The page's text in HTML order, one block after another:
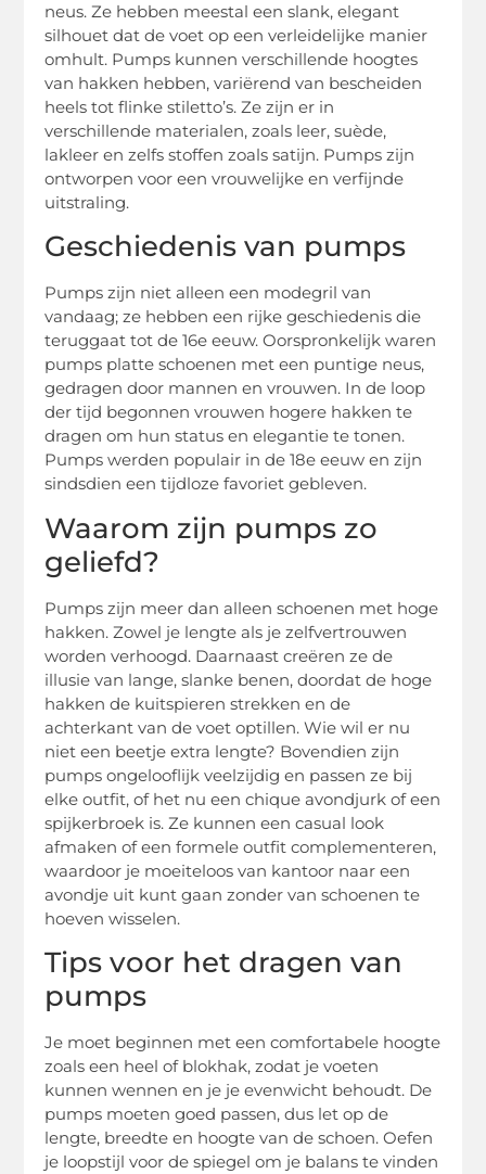
neus. Ze hebben meestal een slank, elegant
silhouet dat de voet op een verleidelijke manier
omhult. Pumps kunnen verschillende hoogtes
van hakken hebben, variërend van bescheiden
heels tot flinke stiletto’s. Ze zijn er in
verschillende materialen, zoals leer, suède,
lakleer en zelfs stoffen zoals satijn. Pumps zijn
ontworpen voor een vrouwelijke en verfijnde
uitstraling.
Geschiedenis van pumps
Pumps zijn niet alleen een modegril van
vandaag; ze hebben een rijke geschiedenis die
teruggaat tot de 16e eeuw. Oorspronkelijk waren
pumps platte schoenen met een puntige neus,
gedragen door mannen en vrouwen. In de loop
der tijd begonnen vrouwen hogere hakken te
dragen om hun status en elegantie te tonen.
Pumps werden populair in de 18e eeuw en zijn
sindsdien een tijdloze favoriet gebleven.
Waarom zijn pumps zo
geliefd?
Pumps zijn meer dan alleen schoenen met hoge
hakken. Zowel je lengte als je zelfvertrouwen
worden verhoogd. Daarnaast creëren ze de
illusie van lange, slanke benen, doordat de hoge
hakken de kuitspieren strekken en de
achterkant van de voet optillen. Wie wil er nu
niet een beetje extra lengte? Bovendien zijn
pumps ongelooflijk veelzijdig en passen ze bij
elke outfit, of het nu een chique avondjurk of een
spijkerbroek is. Ze kunnen een casual look
afmaken of een formele outfit complementeren,
waardoor je moeiteloos van kantoor naar een
avondje uit kunt gaan zonder van schoenen te
hoeven wisselen.
Tips voor het dragen van
pumps
Je moet beginnen met een comfortabele hoogte
zoals een heel of blokhak, zodat je voeten
kunnen wennen en je je evenwicht behoudt. De
pumps moeten goed passen, dus let op de
lengte, breedte en hoogte van de schoen. Oefen
je loopstijl voor de spiegel om je balans te vinden